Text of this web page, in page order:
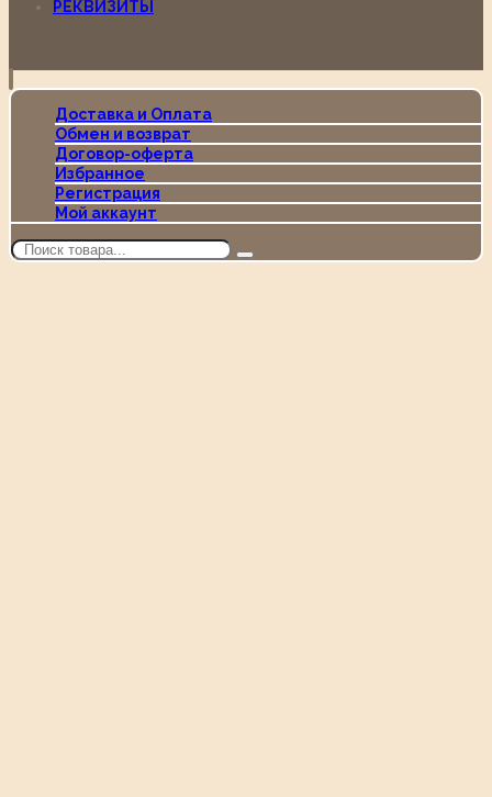
РЕКВИЗИТЫ
Доставка и Оплата
Обмен и возврат
Договор-оферта
Избранное
Регистрация
Мой аккаунт